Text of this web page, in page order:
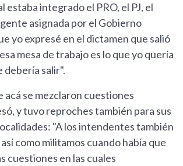
estaba integrado el PRO, el PJ, el
asignada por el Gobierno
yo expresé en el dictamen que salió
mesa de trabajo es lo que yo quería
debería salir".
acá se mezclaron cuestiones
y tuvo reproches también para sus
"A los intendentes también
como militamos cuando había que
cuestiones en las cuales